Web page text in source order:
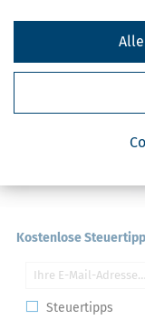
Kostenlose
Steuertipps